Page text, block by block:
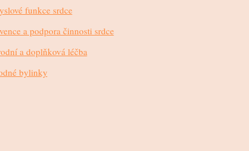
funkce srdce
a podpora činnosti srdce
a doplňková léčba
bylinky